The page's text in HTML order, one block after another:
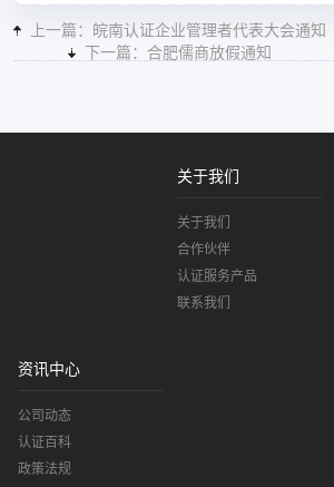
上一篇：皖南认证企业管理者代表大会通知
下一篇：合肥儒商放假通知
关于我们
关于我们
合作伙伴
认证服务产品
联系我们
资讯中心
公司动态
认证百科
政策法规